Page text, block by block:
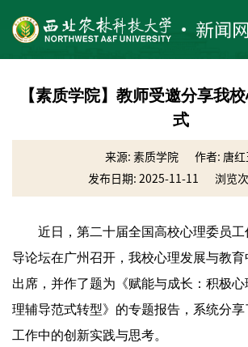
【素质学院】教师受邀分享我
式
来源: 素质学院
作者: 唐红
发布日期: 2025-11-11
浏览
近日，第二十届全国高校心理委员
导论坛在广州召开，我校心理发展与教
出席，并作了题为《赋能与成长：积极
理辅导范式转型》的专题报告，系统分享
工作中的创新实践与思考。